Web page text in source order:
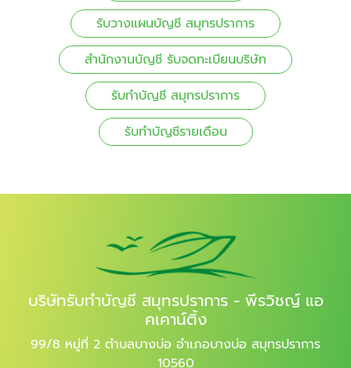
รับวางแผนบัญชี สมุทรปราการ
สำนักงานบัญชี รับจดทะเบียนบริษัท
รับทำบัญชี สมุทรปราการ
รับทำบัญชีรายเดือน
บริษัทรับทำบัญชี สมุทรปราการ - พีรวิชญ์ แอ
คเคาน์ติ้ง
99/8 หมู่ที่ 2 ตำบลบางบ่อ อำเภอบางบ่อ สมุทรปราการ
10560